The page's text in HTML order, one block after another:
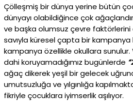
Çölleşmiş bir dünya yerine bütün
dünyayı olabildiğince çok
ve başka olumsuz çevre
savıyla küresel çapta bir kampanya
kampanya özellikle okullara sunulur.
dahi koruyamadığımız bugünlerde
ağaç dikerek yeşil bir gelecek
umutsuzluğa ve yılgınlığa
fikriyle çocuklara iyimserlik aşılıyor.